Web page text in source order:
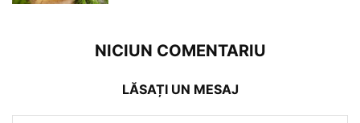
NICIUN COMENTARIU
LĂSAȚI UN MESAJ